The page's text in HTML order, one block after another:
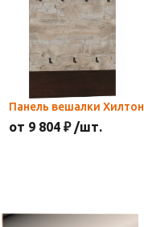
Панель вешалки Хилтон
от 9 804 ₽ /шт.